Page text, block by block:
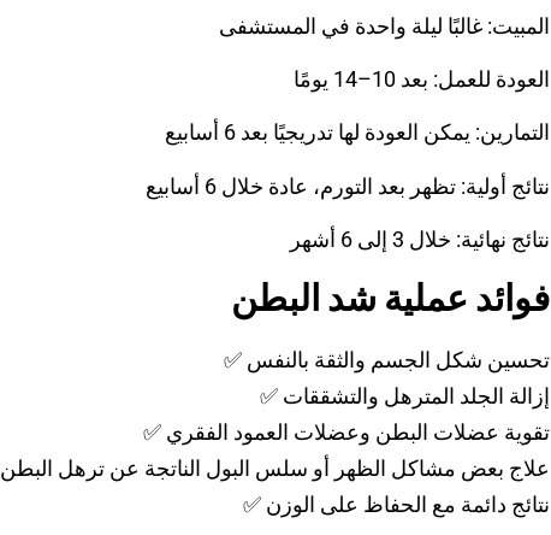
المبيت: غالبًا ليلة واحدة في المستشفى
العودة للعمل: بعد 10–14 يومًا
التمارين: يمكن العودة لها تدريجيًا بعد 6 أسابيع
نتائج أولية: تظهر بعد التورم، عادة خلال 6 أسابيع
نتائج نهائية: خلال 3 إلى 6 أشهر
فوائد عملية شد البطن
✅ تحسين شكل الجسم والثقة بالنفس
✅ إزالة الجلد المترهل والتشققات
✅ تقوية عضلات البطن وعضلات العمود الفقري
✅ علاج بعض مشاكل الظهر أو سلس البول الناتجة عن ترهل البطن
✅ نتائج دائمة مع الحفاظ على الوزن